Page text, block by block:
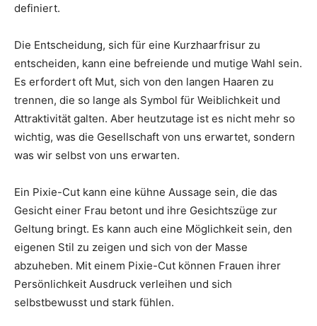
definiert.
Die Entscheidung, sich für eine Kurzhaarfrisur zu
entscheiden, kann eine befreiende und mutige Wahl sein.
Es erfordert oft Mut, sich von den langen Haaren zu
trennen, die so lange als Symbol für Weiblichkeit und
Attraktivität galten. Aber heutzutage ist es nicht mehr so
wichtig, was die Gesellschaft von uns erwartet, sondern
was wir selbst von uns erwarten.
Ein Pixie-Cut kann eine kühne Aussage sein, die das
Gesicht einer Frau betont und ihre Gesichtszüge zur
Geltung bringt. Es kann auch eine Möglichkeit sein, den
eigenen Stil zu zeigen und sich von der Masse
abzuheben. Mit einem Pixie-Cut können Frauen ihrer
Persönlichkeit Ausdruck verleihen und sich
selbstbewusst und stark fühlen.